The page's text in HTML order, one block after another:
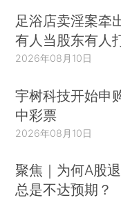
足浴店卖淫案牵
有人当股东有人
2026年08月10日
宇树科技开始申
中彩票
2026年08月10日
聚焦｜为何A股
总是不达预期？